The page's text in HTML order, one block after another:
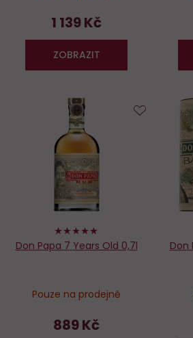
1 139 Kč
ZOBRAZIT
100%
Don Papa 7 Years Old 0,7l
Pouze na prodejně
889 Kč
Don